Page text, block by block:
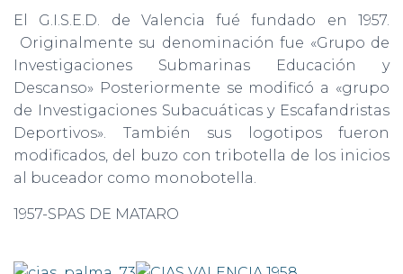
El G.I.S.E.D. de Valencia fué fundado en 1957.
Originalmente su denominación fue «Grupo de
Investigaciones Submarinas Educación y
Descanso» Posteriormente se modificó a «grupo
de Investigaciones Subacuáticas y Escafandristas
Deportivos». También sus logotipos fueron
modificados, del buzo con tribotella de los inicios
al buceador como monobotella.
1957-SPAS DE MATARO